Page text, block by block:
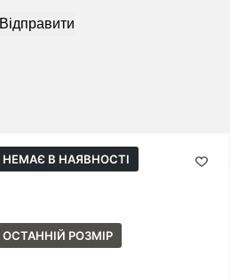
Відправити
НЕМАЄ В НАЯВНОСТІ
ОСТАННІЙ РОЗМІР